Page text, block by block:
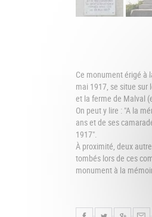
Ce monument érigé à
mai 1917, se situe sur
et la ferme de Malval
On peut y lire : "A la
ans et de ses
1917".
À proximité, deux
tombés lors de ces
monument à la